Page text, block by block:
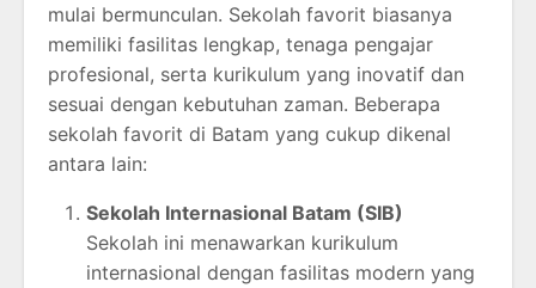
mulai bermunculan. Sekolah favorit biasanya
memiliki fasilitas lengkap, tenaga pengajar
profesional, serta kurikulum yang inovatif dan
sesuai dengan kebutuhan zaman. Beberapa
sekolah favorit di Batam yang cukup dikenal
antara lain:
Sekolah Internasional Batam (SIB)
Sekolah ini menawarkan kurikulum
internasional dengan fasilitas modern yang